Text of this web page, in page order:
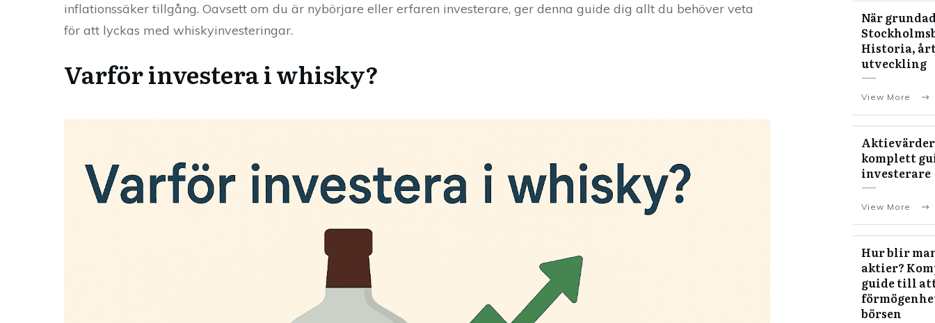
inflationssäker tillgång. Oavsett om du är nybörjare eller erfaren investerare, ger denna guide dig allt du behöver veta
för att lyckas med whiskyinvesteringar.
Varför investera i whisky?
När
Historia,
utveckling
View More
komplett
investerare
View More
Hur blir
aktier?
guide till
börsen